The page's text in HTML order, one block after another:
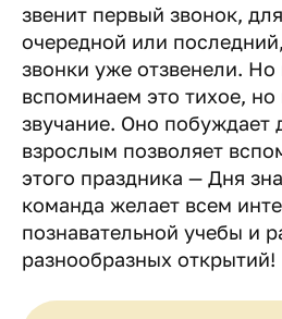
звенит первый звонок,
очередной или
звонки уже отзвенели.
вспоминаем это тихое, но
звучание. Оно побуждает
взрослым позволяет
этого праздника — Дня
команда желает всем
познавательной учебы и
разнообразных открытий!